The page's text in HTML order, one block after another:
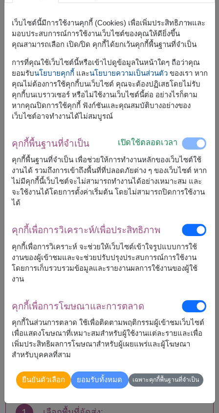
เติมเต็มช่วงเวลาสุดโรแมนติกด้วยช่อกุหลาบแดงสด พร้อม
ตุ๊กตาหมีนุ่มน่ารักและลูกโป่งรูปหัวใจ เป็นชุดของขวัญที่เหมาะ
สำหรับวันวาเลนไทน์ วันครบรอบ วันเกิด หรือเซอร์ไพรส์คน
พิเศษ ให้ทุกความรู้สึกถูกถ่ายทอดผ่านของขวัญที่สวยงาม
สินค้าประกอบด้วย :
ช่อดอกไม้สด
ตุ๊กตา (สูง 38 ซม.)
ลูกโป่งฟอยล์รูปหัวใจ
จัดส่งได้เร็วสุด วันนี้ ใน บางพื้นที่ และ ศ., 14 ส.ค. 2026 สำหรับ
พื้นที่อื่นๆ
ราคาตามพื้นที่จัดส่ง
เริ่มต้นที่ ฿2,500
ฟรีจัดส่ง + ฟรีการ์ดเขียนข้อความ
จัดส่งได้
ทั่วประเทศ
สั่งซื้อ
เว็บไซต์นี้มีการใช้งานคุกกี้ (Cookies) เพื่อเพิ่มประสิทธิภาพและ
มอบประสบการณ์การใช้งานเว็บไซต์ของคุณให้ดียิ่งขึ้น
คุณสามารถเลือก เปิด/ปิด คุกกี้ได้ยกเว้นคุกกี้พื้นฐานที่จำเป็น
การที่คุณใช้เว็บไซต์นี้หรือเข้าไปดูข้อมูลในหน้าใดๆ ถือว่าคุณ
ยอมรับนโยบายคุกกี้ และนโยบายความเป็นส่วนตัวของเรา หาก
คุณไม่ต้องการใช้คุกกี้บนเว็บไซต์ คุณจะต้องปฏิเสธโดยไม่รับ
คุกกี้บนเบราวเซอร์ หรือไม่ใช้งานเว็บไซต์นี้ต่อ อย่างไรก็ตาม
หากคุณปิดการใช้คุกกี้ ฟังก์ชันและคุณสมบัติบางอย่างของ
เว็บไซต์อาจทำงานได้ไม่สมบูรณ์
คุกกี้พื้นฐานที่จำเป็น เปิดใช้ตลอดเวลา
คุกกี้พื้นฐานที่จำเป็น เพื่อช่วยให้การทำงานหลักของเว็บไซต์ใช้
งานได้ รวมถึงการเข้าถึงพื้นที่ที่ปลอดภัยต่าง ๆ ของเว็บไซต์ หาก
ไม่มีคุกกี้นี้เว็บไซต์จะไม่สามารถทำงานได้อย่างเหมาะสม และ
จะใช้งานได้โดยการตั้งค่าเริ่มต้น โดยไม่สามารถปิดการใช้งาน
ได้
คุกกี้เพื่อการวิเคราะห์/เพื่อประสิทธิภาพ
คุกกี้เพื่อการวิเคราะห์ จะช่วยให้เว็บไซต์เข้าใจรูปแบบการใช้
งานของผู้เข้าชมและจะช่วยปรับปรุงประสบการณ์การใช้งาน
โดยการเก็บรวบรวมข้อมูลและรายงานผลการใช้งานของผู้ใช้
งาน
คุกกี้เพื่อการโฆษณาและการตลาด
คุกกี้ในส่วนการตลาด ใช้เพื่อติดตามพฤติกรรมผู้เข้าชมเว็บไซต์
เพื่อแสดงโฆษณาที่เหมาะสมสำหรับผู้ใช้งานแต่ละรายและเพื่อ
เพิ่มประสิทธิผลการโฆษณาสำหรับผู้เผยแพร่และผู้โฆษณา
สำหรับบุคคลที่สาม
ยืนยันตัวเลือก ยอมรับทั้งหมด เฉพาะคุกกี้พื้นฐานที่จำเป็น